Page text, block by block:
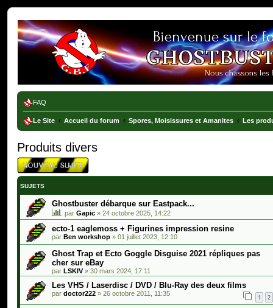
Ghostbusters France
FAQ
Le Site Accueil du forum Spores, Moisissures et Amanites Les
Produits divers
SUJETS
Ghostbuster débarque sur Eastpack...
par Gapic » 24 octobre 2025, 14:22
ecto-1 eaglemoss + Figurines impression resine
par Ben workshop » 01 juillet 2023, 12:10
Ghost Trap et Ecto Goggle Disguise 2021 répliques pas
cher sur eBay
par LSKIV» 30 mars 2024, 17:11
Les VHS / Laserdisc / DVD / Blu-Ray des deux films
par doctor222 » 26 octobre 2011, 11:35 1 2